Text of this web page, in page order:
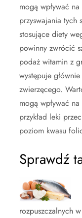
mogą wpływać
przyswajania tych
stosujące diety
powinny zwrócić
podaż witamin z
występuje
zwierzęcego.
mogą wpływać
przykład leki
poziom kwasu
Sprawdź
rozpuszczalnych